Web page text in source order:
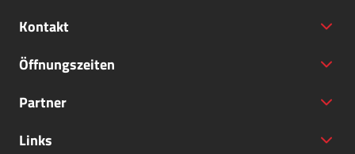
Kontakt
+43 (5572) 40797
Öffnungszeiten
Partner
Links